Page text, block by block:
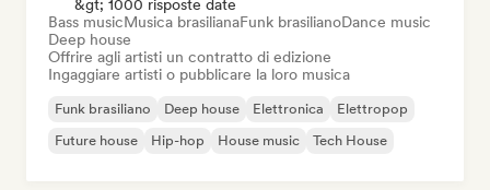
&gt; 1000 risposte date
Bass musicMusica brasilianaFunk brasilianoDance music
Deep house
Offrire agli artisti un contratto di edizione
Ingaggiare artisti o pubblicare la loro musica
Funk brasiliano Deep house Elettronica
Elettropop
Future house
Hip-hop House music Tech House